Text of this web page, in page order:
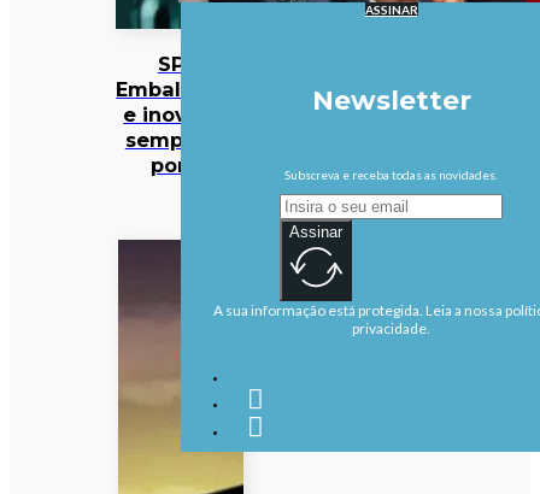
SPV:
Embalagens
e inovação
sempre no
ponto
ASSINAR
Newsletter
Subscreva e receba todas as novidades.
Assinar
A sua informação está protegida. Leia a nossa
privacidade.